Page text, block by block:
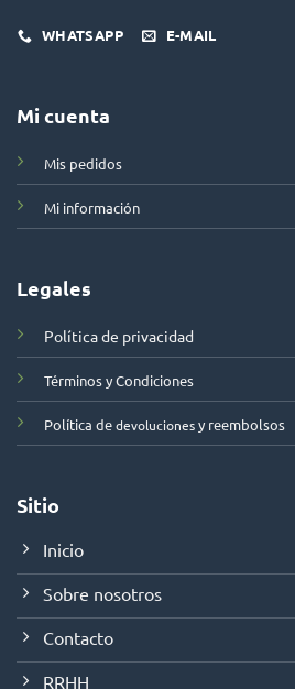
WHATSAPP E-MAIL
Mi cuenta
Mis pedidos
Mi información
Legales
Política de privacidad
Términos y Condiciones
Política dedevolucionesy reembolsos
Sitio
Inicio
Sobre nosotros
Contacto
RRHH